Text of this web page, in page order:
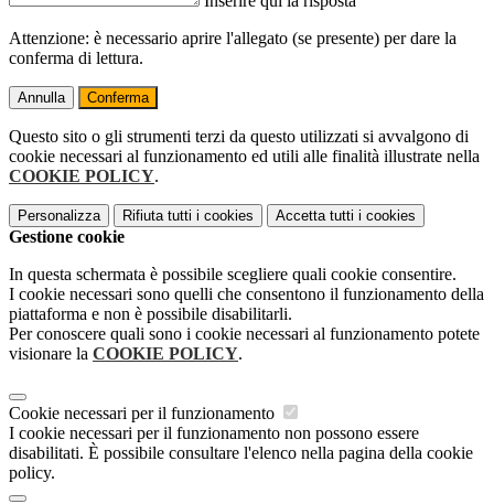
Attenzione: è necessario aprire l'allegato (se presente) per dare la
conferma di lettura.
Annulla Conferma
Questo sito o gli strumenti terzi da questo utilizzati si avvalgono di
cookie necessari al funzionamento ed utili alle finalità illustrate nella
COOKIE POLICY.
Personalizza Rifiuta tutti i cookies Accetta tutti i cookies
Gestione cookie
In questa schermata è possibile scegliere quali cookie consentire.
I cookie necessari sono quelli che consentono il funzionamento della
piattaforma e non è possibile disabilitarli.
Per conoscere quali sono i cookie necessari al funzionamento potete
visionare la COOKIE POLICY.
Cookie necessari per il funzionamento
I cookie necessari per il funzionamento non possono essere
disabilitati. È possibile consultare l'elenco nella pagina della cookie
policy.